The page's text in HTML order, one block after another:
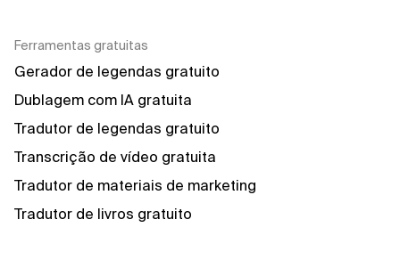
Ferramentas gratuitas
Gerador de legendas gratuito
Dublagem com IA gratuita
Tradutor de legendas gratuito
Transcrição de vídeo gratuita
Tradutor de materiais de marketing
Tradutor de livros gratuito